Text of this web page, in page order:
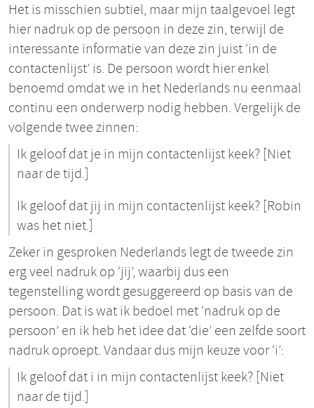
Het is misschien subtiel, maar mijn taalgevoel legt
hier nadruk op de persoon in deze zin, terwijl de
interessante informatie van deze zin juist ‘in de
contactenlijst’ is. De persoon wordt hier enkel
benoemd omdat we in het Nederlands nu eenmaal
continu een onderwerp nodig hebben. Vergelijk de
volgende twee zinnen:
Ik geloof dat je in mijn contactenlijst keek? [Niet
naar de tijd.]
Ik geloof dat jij in mijn contactenlijst keek? [Robin
was het niet.]
Zeker in gesproken Nederlands legt de tweede zin
erg veel nadruk op ‘jij’, waarbij dus een
tegenstelling wordt gesuggereerd op basis van de
persoon. Dat is wat ik bedoel met ‘nadruk op de
persoon’ en ik heb het idee dat ‘die’ een zelfde soort
nadruk oproept. Vandaar dus mijn keuze voor ‘i’:
Ik geloof dat i in mijn contactenlijst keek? [Niet
naar de tijd.]